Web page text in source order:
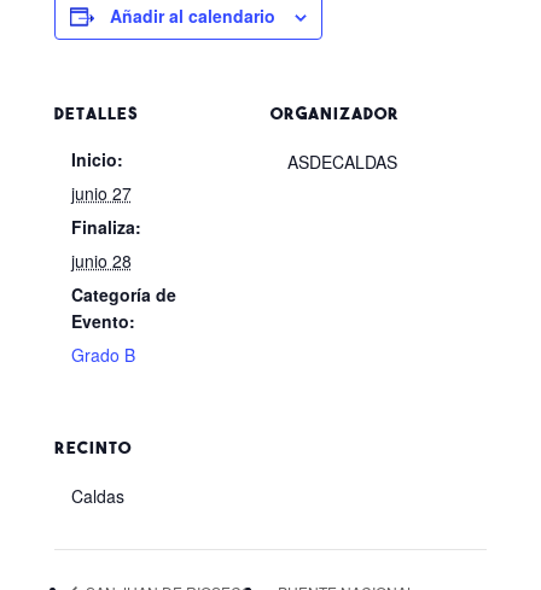
Añadir al calendario
DETALLES
Inicio:
junio 27
Finaliza:
junio 28
Categoría de
Evento:
Grado B
ORGANIZADOR
ASDECALDAS
RECINTO
Caldas